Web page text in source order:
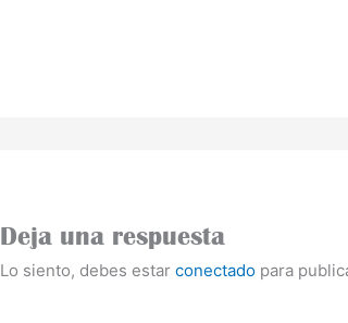
Deja una respuesta
Lo siento, debes estarconectado para